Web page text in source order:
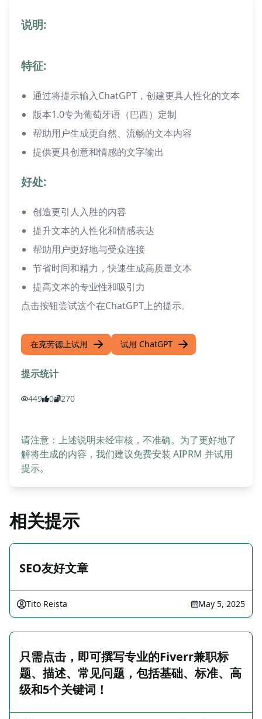
说明:
特征:
通过将提示输入ChatGPT，创建更具人性化的文本
版本1.0专为葡萄牙语（巴西）定制
帮助用户生成更自然、流畅的文本内容
提供更具创意和情感的文字输出
好处:
创造更引人入胜的内容
提升文本的人性化和情感表达
帮助用户更好地与受众连接
节省时间和精力，快速生成高质量文本
提高文本的专业性和吸引力
点击按钮尝试这个在ChatGPT上的提示。
在克劳德上试用 试用 ChatGPT
提示统计
449 0 270
请注意：上述说明未经审核，不准确。为了更好地了
解将生成的内容，我们建议免费安装 AIPRM 并试用
提示。
相关提示
SEO友好文章
Tito Reista May 5, 2025
只需点击，即可撰写专业的Fiverr兼职标
题、描述、常见问题，包括基础、标准、高
级和5个关键词！